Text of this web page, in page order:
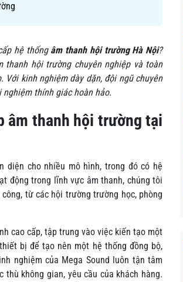
hệ thống âm thanh hội trường Hà Nội?
thanh hội trường chuyên nghiệp và toàn
Với kinh nghiệm dày dặn, đội ngũ chuyên
thính giác hoàn hảo.
âm thanh hội trường tại
diện cho nhiều mô hình, trong đó có hệ
động trong lĩnh vực âm thanh, chúng tôi
từ các hội trường trường học, phòng
cao cấp, tập trung vào việc kiến tạo một
bị để tạo nên một hệ thống đồng bộ,
nghiệm của Mega Sound luôn tận tâm
không gian, yêu cầu của khách hàng.